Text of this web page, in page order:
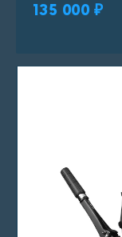
135 000 ₽